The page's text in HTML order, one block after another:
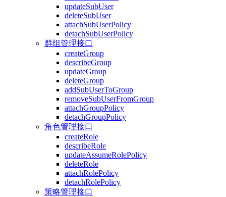
updateSubUser
deleteSubUser
attachSubUserPolicy
detachSubUserPolicy
群组管理接口
createGroup
describeGroup
updateGroup
deleteGroup
addSubUserToGroup
removeSubUserFromGroup
attachGroupPolicy
detachGroupPolicy
角色管理接口
createRole
describeRole
updateAssumeRolePolicy
deleteRole
attachRolePolicy
detachRolePolicy
策略管理接口